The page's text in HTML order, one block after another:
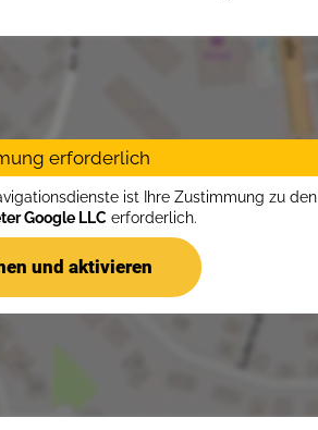
erforderlich
ist Ihre Zustimmung zu den
Google LLC erforderlich.
und aktivieren